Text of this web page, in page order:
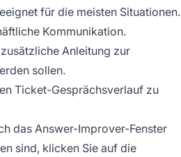
für die meisten Situationen.
Kommunikation.
Anleitung zur
sollen.
Ticket-Gesprächsverlauf zu
das Answer-Improver-Fenster
sind, klicken Sie auf die